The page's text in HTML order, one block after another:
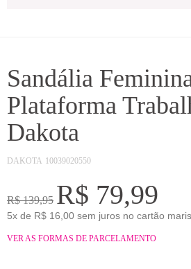
Sandália
Plataforma
Dakota
DAKOTA 10039020550
R$ 139,95 R$ 79,99
5x de R$ 16,00 sem juros no cartão
VER AS FORMAS DE PARCELAMENTO